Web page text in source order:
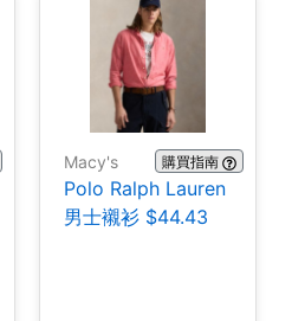
Macy's 購買指南
Polo Ralph Lauren
男士襯衫 $44.43